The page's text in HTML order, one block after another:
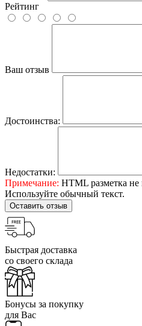
Рейтинг
Ваш отзыв
Достоинства:
Недостатки:
Примечание: HTML разметка не
Используйте обычный текст.
Оставить отзыв
Быстрая доставка
со своего склада
Бонусы за покупку
для Вас